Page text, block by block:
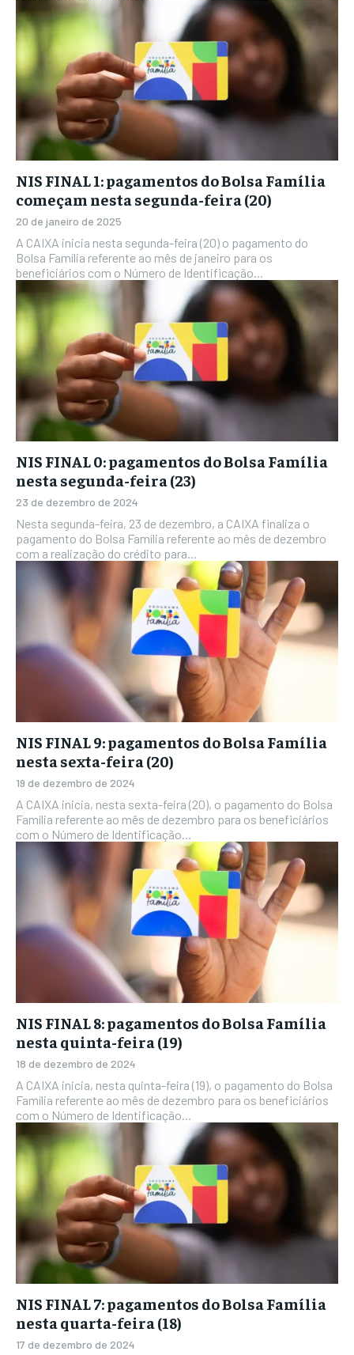
NIS FINAL 1: pagamentos do Bolsa Família
começam nesta segunda-feira (20)
20 de janeiro de 2025
A CAIXA inicia nesta segunda-feira (20) o pagamento do
Bolsa Família referente ao mês de janeiro para os
beneficiários com o Número de Identificação...
NIS FINAL 0: pagamentos do Bolsa Família
nesta segunda-feira (23)
23 de dezembro de 2024
Nesta segunda-feira, 23 de dezembro, a CAIXA finaliza o
pagamento do Bolsa Família referente ao mês de dezembro
com a realização do crédito para...
NIS FINAL 9: pagamentos do Bolsa Família
nesta sexta-feira (20)
19 de dezembro de 2024
A CAIXA inicia, nesta sexta-feira (20), o pagamento do Bolsa
Família referente ao mês de dezembro para os beneficiários
com o Número de Identificação...
NIS FINAL 8: pagamentos do Bolsa Família
nesta quinta-feira (19)
18 de dezembro de 2024
A CAIXA inicia, nesta quinta-feira (19), o pagamento do Bolsa
Família referente ao mês de dezembro para os beneficiários
com o Número de Identificação...
NIS FINAL 7: pagamentos do Bolsa Família
nesta quarta-feira (18)
17 de dezembro de 2024